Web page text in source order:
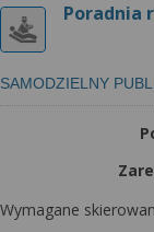
Poradnia
SAMODZIELNY
Wymagane